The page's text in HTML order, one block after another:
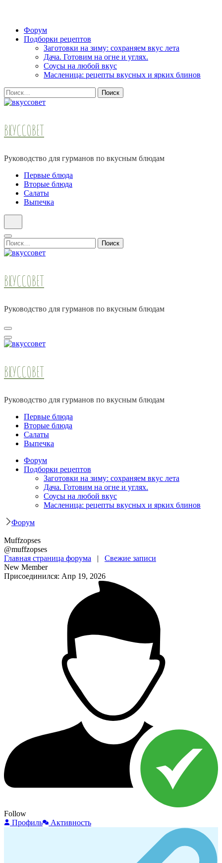
Skip
Форум
Подборки рецептов
Заготовки на зиму: сохраняем вкус лета
Дача. Готовим на огне и углях.
Соусы на любой вкус
Масленица: рецепты вкусных и ярких блинов
Найти:
ВКУССОВЕТ
Руководство для гурманов по вкусным блюдам
Первые блюда
Вторые блюда
Салаты
Выпечка
Найти:
ВКУССОВЕТ
Руководство для гурманов по вкусным блюдам
ВКУССОВЕТ
Руководство для гурманов по вкусным блюдам
Первые блюда
Вторые блюда
Салаты
Выпечка
Форум
Подборки рецептов
Заготовки на зиму: сохраняем вкус лета
Дача. Готовим на огне и углях.
Соусы на любой вкус
Масленица: рецепты вкусных и ярких блинов
Форум
Muffzopses
@muffzopses
Главная страница форума | Свежие записи
New Member
Присоединился: Апр 19, 2026
Follow
Профиль
Активность